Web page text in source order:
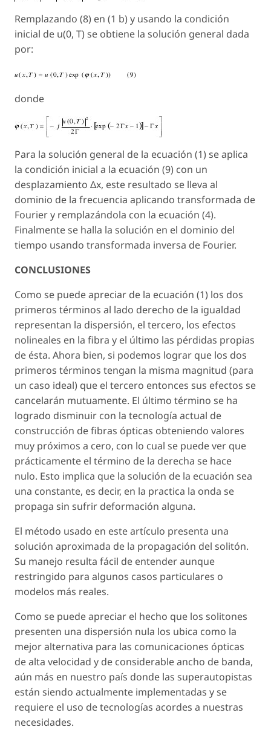
Remplazando (8) en (1 b) y usando la condición
inicial de u(0, T) se obtiene la solución general dada
por:
donde
Para la solución general de la ecuación (1) se aplica
la condición inicial a la ecuación (9) con un
desplazamiento Δx, este resultado se lleva al
dominio de la frecuencia aplicando transformada de
Fourier y remplazándola con la ecuación (4).
Finalmente se halla la solución en el dominio del
tiempo usando transformada inversa de Fourier.
CONCLUSIONES
Como se puede apreciar de la ecuación (1) los dos
primeros términos al lado derecho de la igualdad
representan la dispersión, el tercero, los efectos
nolineales en la fibra y el último las pérdidas propias
de ésta. Ahora bien, si podemos lograr que los dos
primeros términos tengan la misma magnitud (para
un caso ideal) que el tercero entonces sus efectos se
cancelarán mutuamente. El último término se ha
logrado disminuir con la tecnología actual de
construcción de fibras ópticas obteniendo valores
muy próximos a cero, con lo cual se puede ver que
prácticamente el término de la derecha se hace
nulo. Esto implica que la solución de la ecuación sea
una constante, es decir, en la practica la onda se
propaga sin sufrir deformación alguna.
El método usado en este artículo presenta una
solución aproximada de la propagación del solitón.
Su manejo resulta fácil de entender aunque
restringido para algunos casos particulares o
modelos más reales.
Como se puede apreciar el hecho que los solitones
presenten una dispersión nula los ubica como la
mejor alternativa para las comunicaciones ópticas
de alta velocidad y de considerable ancho de banda,
aún más en nuestro país donde las superautopistas
están siendo actualmente implementadas y se
requiere el uso de tecnologías acordes a nuestras
necesidades.